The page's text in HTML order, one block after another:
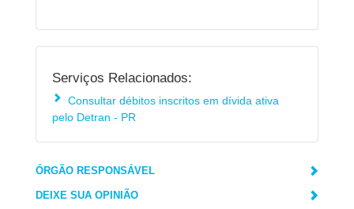
Serviços Relacionados:
Consultar débitos inscritos em dívida ativa
pelo Detran - PR
ÓRGÃO RESPONSÁVEL
DEIXE SUA OPINIÃO